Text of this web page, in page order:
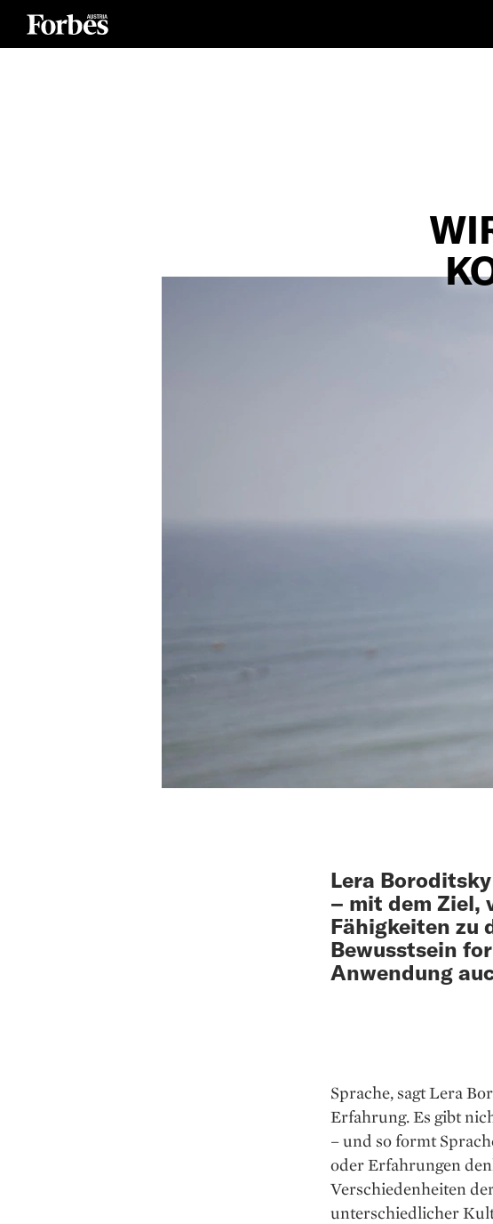
Lera
– mit dem Ziel,
Fähigkeiten zu
Bewusstsein
Anwendung
Sprache, sagt Lera
Erfahrung. Es gibt
– und so formt
oder Erfahrungen
Verschiedenheiten
unterschiedlicher